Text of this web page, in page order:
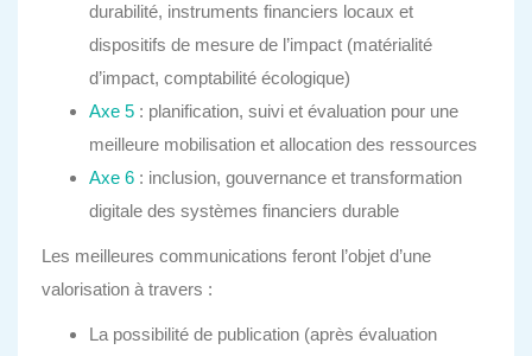
durabilité, instruments financiers locaux et
dispositifs de mesure de l’impact (matérialité
d’impact, comptabilité écologique)
Axe 5 : planification, suivi et évaluation pour une
meilleure mobilisation et allocation des ressources
Axe 6 : inclusion, gouvernance et transformation
digitale des systèmes financiers durable
Les meilleures communications feront l’objet d’une
valorisation à travers :
La possibilité de publication (après évaluation